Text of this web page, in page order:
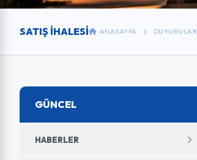
SATIŞ İHALESI ANASAYFA DUYURULAR
GÜNCEL
HABERLER